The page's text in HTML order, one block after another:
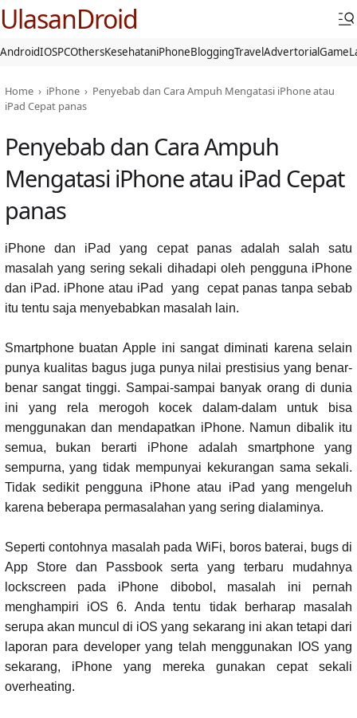
UlasanDroid
AndroidIOSPCOthersKesehataniPhoneBloggingTravelAdvertorialGame
Home › iPhone › Penyebab dan Cara Ampuh Mengatasi iPhone atau
iPad Cepat panas
Penyebab dan Cara Ampuh
Mengatasi iPhone atau iPad Cepat
panas
iPhone dan iPad yang cepat panas adalah salah satu
masalah yang sering sekali dihadapi oleh pengguna iPhone
dan iPad. iPhone atau iPad yang cepat panas tanpa sebab
itu tentu saja menyebabkan masalah lain.
Smartphone buatan Apple ini sangat diminati karena selain
punya kualitas bagus juga punya nilai prestisius yang benar-
benar sangat tinggi. Sampai-sampai banyak orang di dunia
ini yang rela merogoh kocek dalam-dalam untuk bisa
menggunakan dan mendapatkan iPhone. Namun dibalik itu
semua, bukan berarti iPhone adalah smartphone yang
sempurna, yang tidak mempunyai kekurangan sama sekali.
Tidak sedikit pengguna iPhone atau iPad yang mengeluh
karena beberapa permasalahan yang sering dialaminya.
Seperti contohnya masalah pada WiFi, boros baterai, bugs di
App Store dan Passbook serta yang terbaru mudahnya
lockscreen pada iPhone dibobol, masalah ini pernah
menghampiri iOS 6. Anda tentu tidak berharap masalah
serupa akan muncul di iOS yang sekarang ini akan tetapi dari
laporan para developer yang telah menggunakan IOS yang
sekarang, iPhone yang mereka gunakan cepat sekali
overheating.